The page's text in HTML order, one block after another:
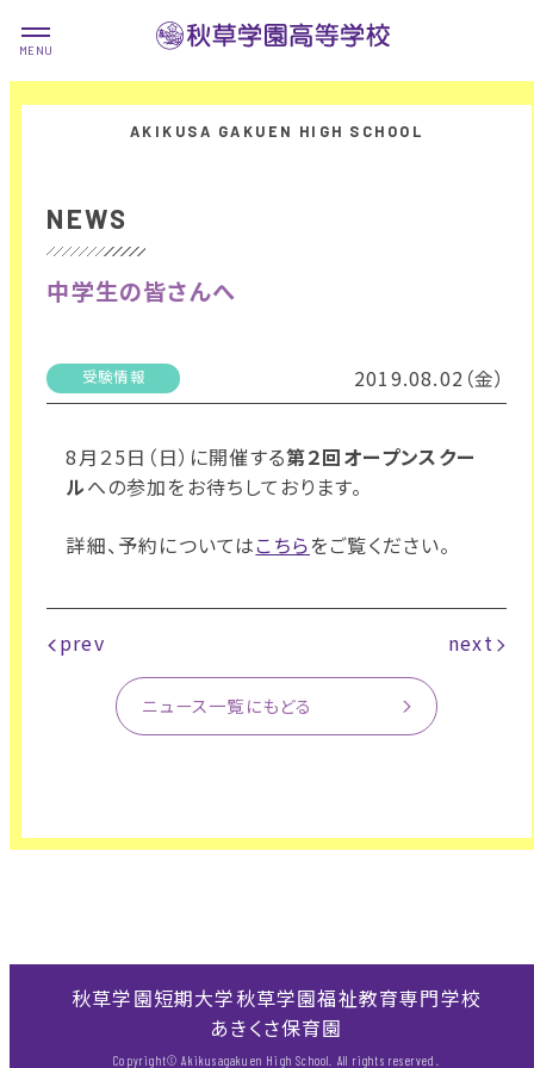
NEWS
中学生の皆さんへ
受験情報 2019.08.02（金）
8月２5日（日）に開催する第２回オープンスクー
ルへの参加をお待ちしております。
詳細、予約についてはこちらをご覧ください。
prev next
ニュース一覧にもどる
秋草学園短期大学秋草学園福祉教育専門学校
あきくさ保育園
Copyright© Akikusagakuen High School. All rights reserved.